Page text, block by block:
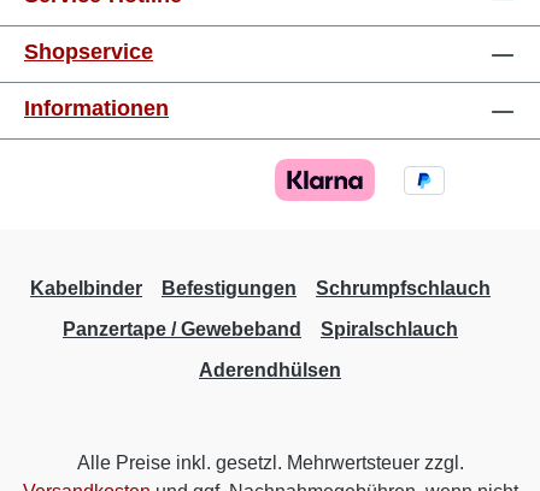
Shopservice
Informationen
Kabelbinder Befestigungen
Schrumpfschlauch
Panzertape / Gewebeband
Spiralschlauch
Aderendhülsen
Alle Preise inkl. gesetzl. Mehrwertsteuer zzgl.